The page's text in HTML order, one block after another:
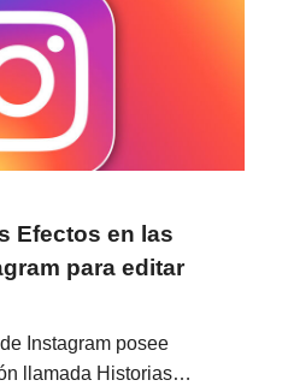
Efectos en las
para editar
Instagram posee
llamada Historias…